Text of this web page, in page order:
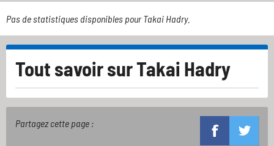
Pas de statistiques disponibles pour Takai Hadry.
Tout savoir surTakai Hadry
Partagez cette page :